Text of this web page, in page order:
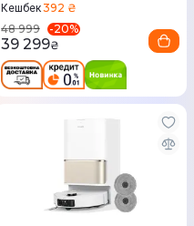
Кешбек392 ₴
48 999
-20%
39 299₴